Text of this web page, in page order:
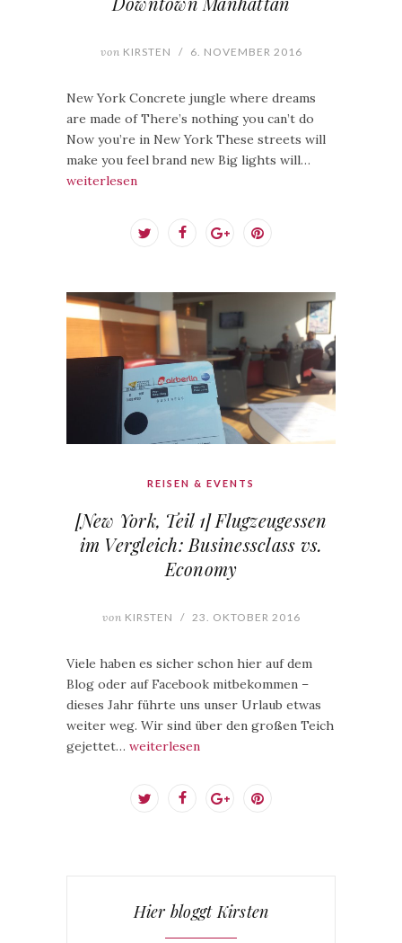
von KIRSTEN / 6. NOVEMBER 2016
New York Concrete jungle where dreams
are made of There’s nothing you can’t do
Now you’re in New York These streets will
make you feel brand new Big lights will…
weiterlesen
REISEN & EVENTS
[New York, Teil 1] Flugzeugessen
im Vergleich: Businessclass vs.
Economy
von KIRSTEN / 23. OKTOBER 2016
Viele haben es sicher schon hier auf dem
Blog oder auf Facebook mitbekommen –
dieses Jahr führte uns unser Urlaub etwas
weiter weg. Wir sind über den großen Teich
gejettet… weiterlesen
Hier bloggt Kirsten